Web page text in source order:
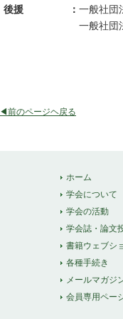
後援 ： 一般社団
一般社団
◀前のページヘ戻る
ホーム
学会について
学会の活動
学会誌・論文
書籍ウェブシ
各種手続き
メールマガジ
会員専用ペー